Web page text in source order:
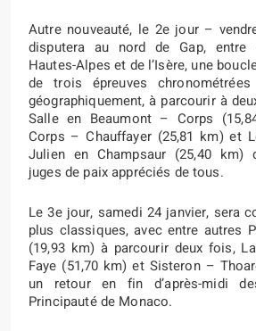
Autre nouveauté, le 2e jour –
disputera au nord de Gap, entre
Hautes-Alpes et de l’Isère, une
de trois épreuves
géographiquement, à parcourir à
Salle en Beaumont – Corps
Corps – Chauffayer (25,81 km) et
Julien en Champsaur (25,40 km)
juges de paix appréciés de tous.
Le 3e jour, samedi 24 janvier, sera
plus classiques, avec entre autres
(19,93 km) à parcourir deux fois,
Faye (51,70 km) et Sisteron –
un retour en fin d’après-midi
Principauté de Monaco.